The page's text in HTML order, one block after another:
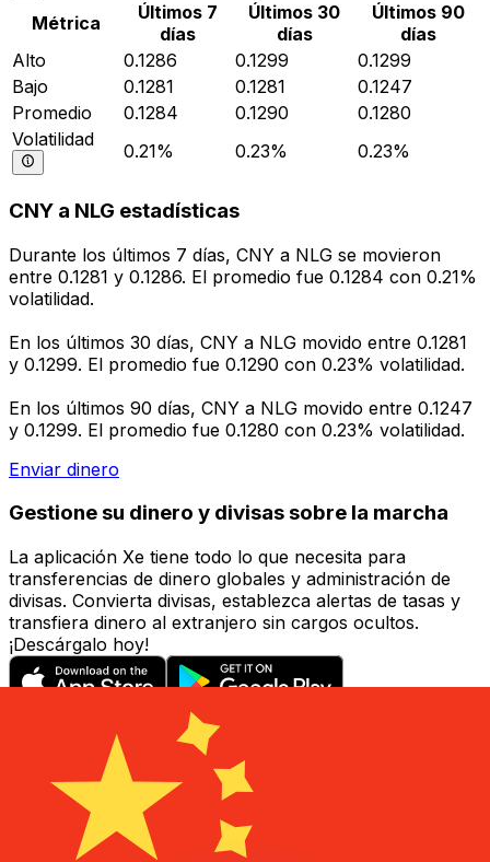
Métrica
Últimos 7
días
Últimos 30
días
Últimos 90
días
Alto
0.1286 0.1299
0.1299
Bajo
0.1281 0.1281
0.1247
Promedio
0.1284 0.1290
0.1280
Volatilidad
0.21% 0.23% 0.23%
CNY a NLG estadísticas
Durante los últimos 7 días, CNY a NLG se movieron
entre 0.1281 y 0.1286. El promedio fue 0.1284 con 0.21%
volatilidad.
En los últimos 30 días, CNY a NLG movido entre 0.1281
y 0.1299. El promedio fue 0.1290 con 0.23% volatilidad.
En los últimos 90 días, CNY a NLG movido entre 0.1247
y 0.1299. El promedio fue 0.1280 con 0.23% volatilidad.
Enviar dinero
Gestione su dinero y divisas sobre la marcha
La aplicación Xe tiene todo lo que necesita para
transferencias de dinero globales y administración de
divisas. Convierta divisas, establezca alertas de tasas y
transfiera dinero al extranjero sin cargos ocultos.
¡Descárgalo hoy!